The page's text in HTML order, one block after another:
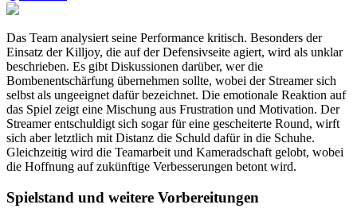
Das Team analysiert seine Performance kritisch. Besonders der
Einsatz der Killjoy, die auf der Defensivseite agiert, wird als unklar
beschrieben. Es gibt Diskussionen darüber, wer die
Bombenentschärfung übernehmen sollte, wobei der Streamer sich
selbst als ungeeignet dafür bezeichnet. Die emotionale Reaktion auf
das Spiel zeigt eine Mischung aus Frustration und Motivation. Der
Streamer entschuldigt sich sogar für eine gescheiterte Round, wirft
sich aber letztlich mit Distanz die Schuld dafür in die Schuhe.
Gleichzeitig wird die Teamarbeit und Kameradschaft gelobt, wobei
die Hoffnung auf zukünftige Verbesserungen betont wird.
Spielstand und weitere Vorbereitungen